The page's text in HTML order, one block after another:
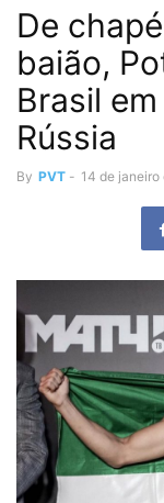
De
baião,
Brasil
Rússia
By PVT - 14 de janeiro